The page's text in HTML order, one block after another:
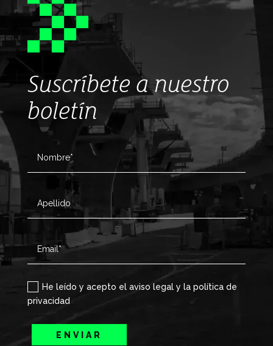
Suscríbete a nuestro
boletín
He leído y acepto el aviso legal y la política de
privacidad
ENVIAR